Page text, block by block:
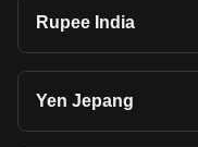
Rupee India
Yen Jepang